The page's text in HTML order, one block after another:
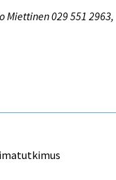
Miettinen 029 551 2963,